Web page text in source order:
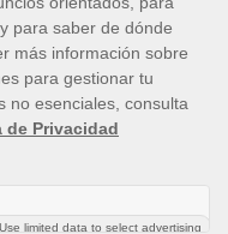
la Dirección General de
concedido a Skill On Net
No/Ref: LGEN/00083, así
Ref: PROLI/00283,
DE AZAR No/Ref:
haga clickaquí
juegos y los iconos de los